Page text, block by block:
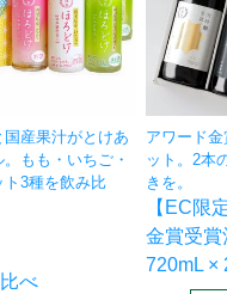
産果汁がとけあ
もも・いちご・
ト3種を飲み比
べ
アワード
ット。2本
きを。
【EC限
金賞受賞
720mL ×